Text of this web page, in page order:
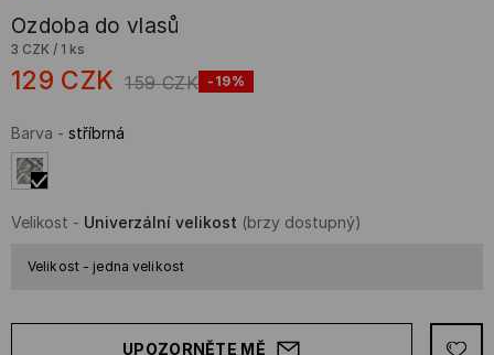
Ozdoba do vlasů
3 CZK / 1 ks
129 CZK 159 CZK -19%
Barva - stříbrná
Velikost - Univerzální velikost (brzy dostupný)
Velikost - jedna velikost
UPOZORNĚTE MĚ